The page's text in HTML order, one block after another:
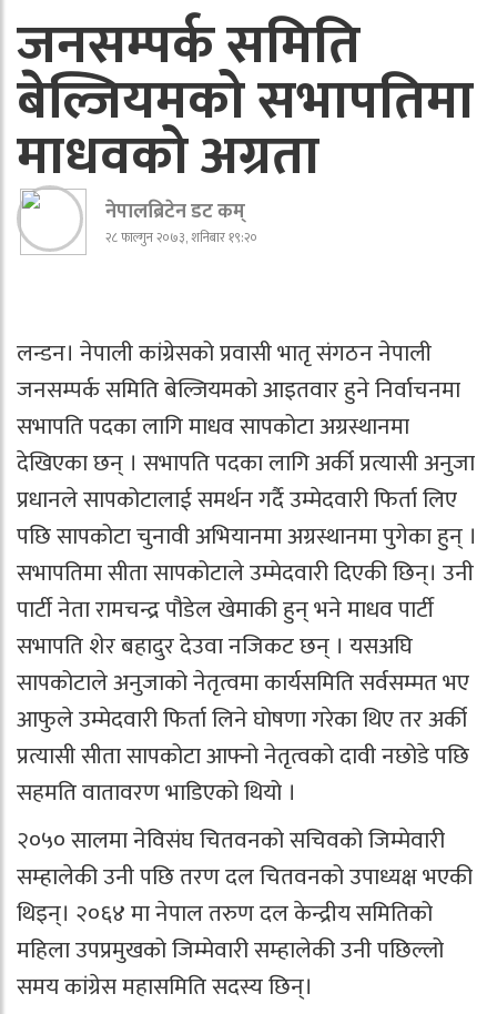
जनसम्पर्क समिति
बेल्जियमको सभापतिमा
माधवको अग्रता
नेपालब्रिटेन डट कम्
२८ फाल्गुन २०७३, शनिबार १९:२०
लन्डन। नेपाली कांग्रेसको प्रवासी भातृ संगठन नेपाली
जनसम्पर्क समिति बेल्जियमको आइतवार हुने निर्वाचनमा
सभापति पदका लागि माधव सापकोटा अग्रस्थानमा
देखिएका छन् । सभापति पदका लागि अर्की प्रत्यासी अनुजा
प्रधानले सापकोटालाई समर्थन गर्दै उम्मेदवारी फिर्ता लिए
पछि सापकोटा चुनावी अभियानमा अग्रस्थानमा पुगेका हुन् ।
सभापतिमा सीता सापकोटाले उम्मेदवारी दिएकी छिन्। उनी
पार्टी नेता रामचन्द्र पौडेल खेमाकी हुन् भने माधव पार्टी
सभापति शेर बहादुर देउवा नजिकट छन् । यसअघि
सापकोटाले अनुजाको नेतृत्वमा कार्यसमिति सर्वसम्मत भए
आफुले उम्मेदवारी फिर्ता लिने घोषणा गरेका थिए तर अर्की
प्रत्यासी सीता सापकोटा आफ्नो नेतृत्वको दावी नछोडे पछि
सहमति वातावरण भाडिएको थियो ।
२०५० सालमा नेविसंघ चितवनको सचिवको जिम्मेवारी
सम्हालेकी उनी पछि तरण दल चितवनको उपाध्यक्ष भएकी
थिइन्। २०६४ मा नेपाल तरुण दल केन्द्रीय समितिको
महिला उपप्रमुखको जिम्मेवारी सम्हालेकी उनी पछिल्लो
समय कांग्रेस महासमिति सदस्य छिन्।